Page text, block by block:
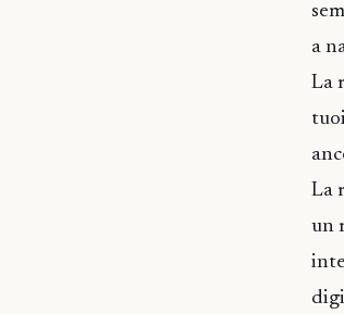
a
La
La
un